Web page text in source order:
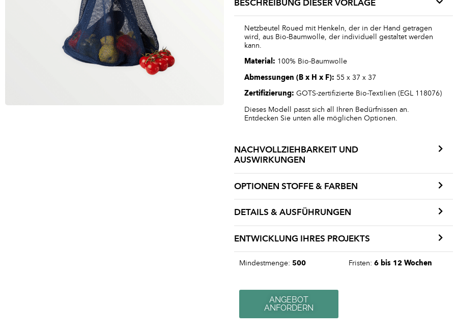
BESCHREIBUNG DIESER VORLAGE
Netzbeutel Roued mit Henkeln, der in der Hand getragen
wird, aus Bio-Baumwolle, der individuell gestaltet werden
kann.
Material: 100% Bio-Baumwolle
Abmessungen (B x H x F): 55 x 37 x 37
Zertifizierung: GOTS-zertifizierte Bio-Textilien (EGL 118076)
Dieses Modell passt sich all Ihren Bedürfnissen an.
Entdecken Sie unten alle möglichen Optionen.
NACHVOLLZIEHBARKEIT UND
AUSWIRKUNGEN
OPTIONEN STOFFE & FARBEN
DETAILS & AUSFÜHRUNGEN
ENTWICKLUNG IHRES PROJEKTS
Mindestmenge: 500 Fristen: 6 bis 12 Wochen
ANGEBOT
ANFORDERN